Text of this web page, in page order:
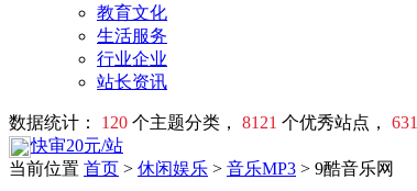
教育文化
生活服务
行业企业
站长资讯
数据统计： 120 个主题分类， 8121 个优秀站点， 631
快审20元/站
当前位置 首页 > 休闲娱乐 > 音乐MP3 > 9酷音乐网